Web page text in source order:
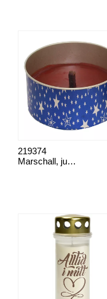
Marschall, jumbo
219374